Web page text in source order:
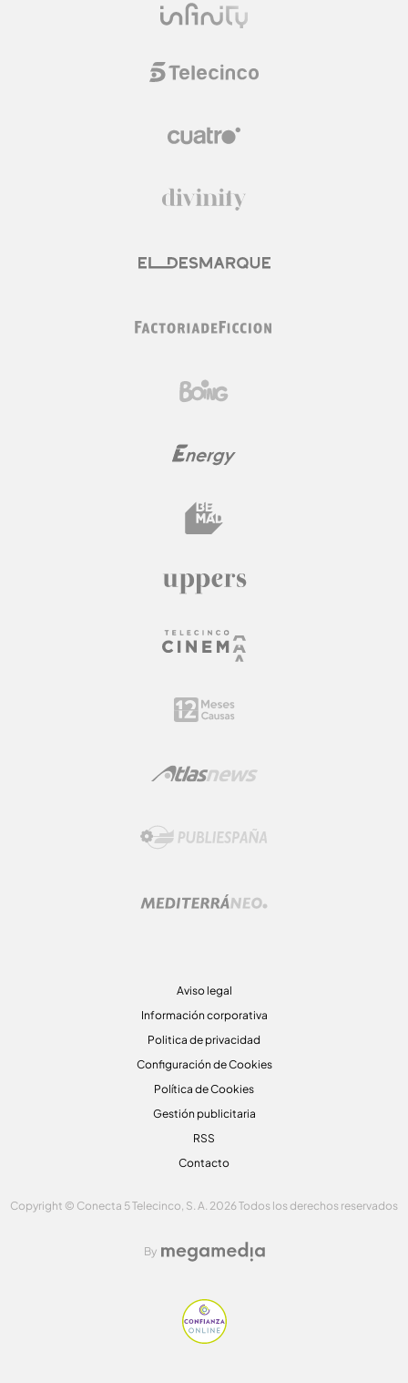
Aviso legal
Información corporativa
Politica de privacidad
Configuración de Cookies
Política de Cookies
Gestión publicitaria
RSS
Contacto
Copyright © Conecta 5 Telecinco, S. A. 2026 Todos los derechos reservados
By